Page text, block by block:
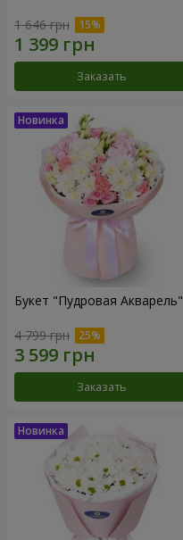
1 646 грн
Заказать
Букет "Пудровая Акварель"
4 799 грн
Заказать